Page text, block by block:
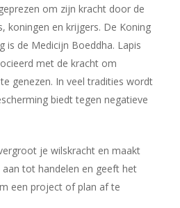
om zijn kracht door de
koningen en krijgers. De Koning
is de Medicijn Boeddha. Lapis
met de kracht om
genezen. In veel tradities wordt
biedt tegen negatieve
je wilskracht en maakt
tot handelen en geeft het
een project of plan af te